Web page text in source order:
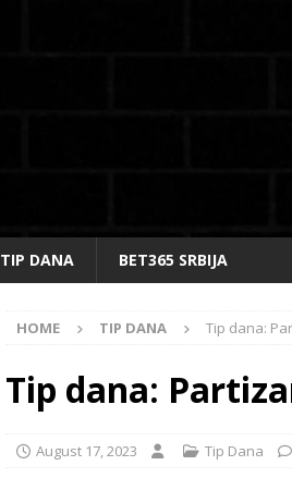
TIP DANA BET365 SRBIJA
HOME TIP DANA Tip dana:
Tip dana:
August 17, 2023 Tip Dana